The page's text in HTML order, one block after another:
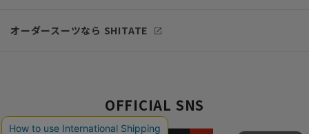
オーダースーツなら SHITATE
OFFICIAL SNS